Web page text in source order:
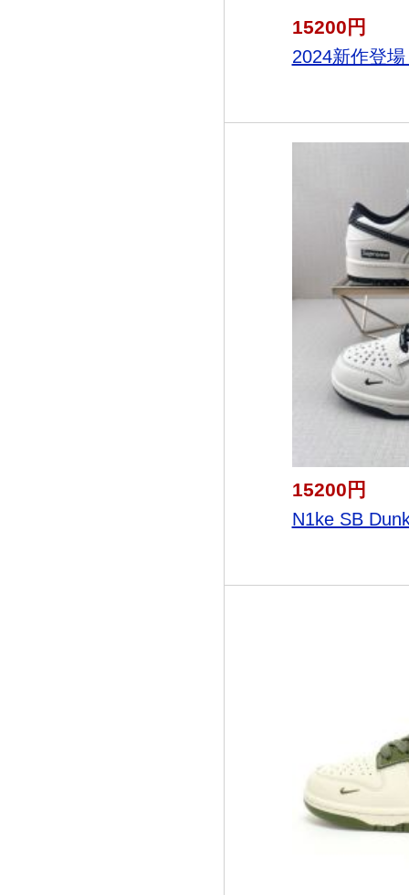
15200円
2024新作登
15200円
N1ke SB